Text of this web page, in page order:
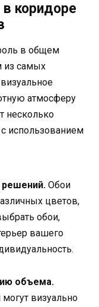
коридоре
в общем
из самых
атмосферу
несколько
использованием
решений. Обои
цветов,
обои,
вашего
объема.
визуально